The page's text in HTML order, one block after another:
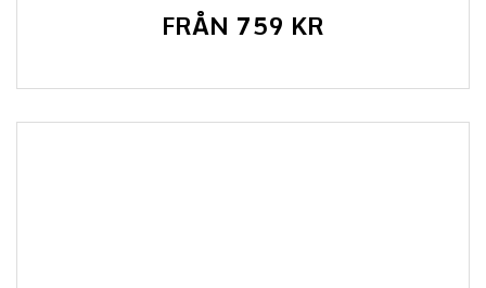
FRÅN 759 KR